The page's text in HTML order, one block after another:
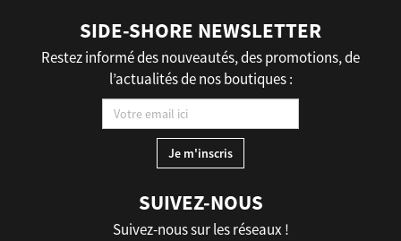
SIDE-SHORE NEWSLETTER
Restez informé des nouveautés, des promotions, de
l’actualités de nos boutiques :
SUIVEZ-NOUS
Suivez-nous sur les réseaux !